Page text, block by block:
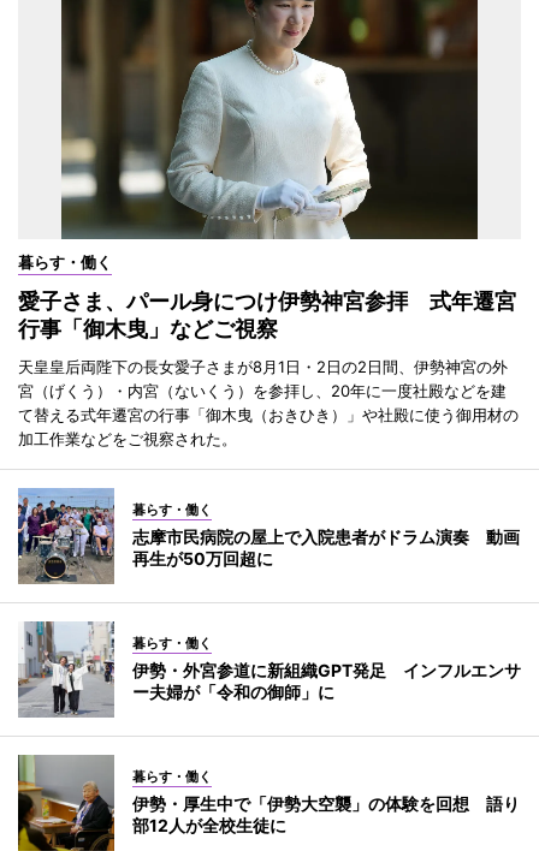
暮らす・働く
愛子さま、パール身につけ伊勢神宮参拝 式年遷宮
行事「御木曳」などご視察
天皇皇后両陛下の長女愛子さまが8月1日・2日の2日間、伊勢神宮の外
宮（げくう）・内宮（ないくう）を参拝し、20年に一度社殿などを建
て替える式年遷宮の行事「御木曳（おきひき）」や社殿に使う御用材の
加工作業などをご視察された。
暮らす・働く
志摩市民病院の屋上で入院患者がドラム演奏 動画
再生が50万回超に
暮らす・働く
伊勢・外宮参道に新組織GPT発足 インフルエンサ
ー夫婦が「令和の御師」に
暮らす・働く
伊勢・厚生中で「伊勢大空襲」の体験を回想 語り
部12人が全校生徒に